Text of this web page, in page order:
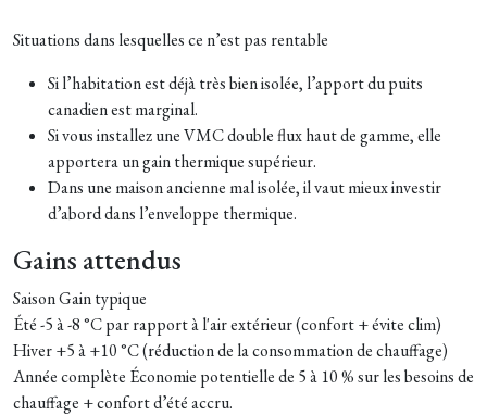
Situations dans lesquelles ce n’est pas rentable
Si l’habitation est déjà très bien isolée, l’apport du puits
canadien est marginal.
Si vous installez une VMC double flux haut de gamme, elle
apportera un gain thermique supérieur.
Dans une maison ancienne mal isolée, il vaut mieux investir
d’abord dans l’enveloppe thermique.
Gains attendus
Saison Gain typique
Été -5 à -8 °C par rapport à l'air extérieur (confort + évite clim)
Hiver +5 à +10 °C (réduction de la consommation de chauffage)
Année complète Économie potentielle de 5 à 10 % sur les besoins de
chauffage + confort d’été accru.